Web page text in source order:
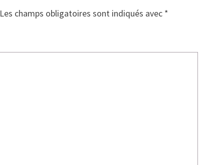
Les champs obligatoires sont indiqués avec *